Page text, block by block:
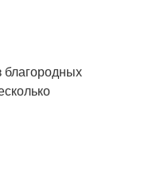
благородных